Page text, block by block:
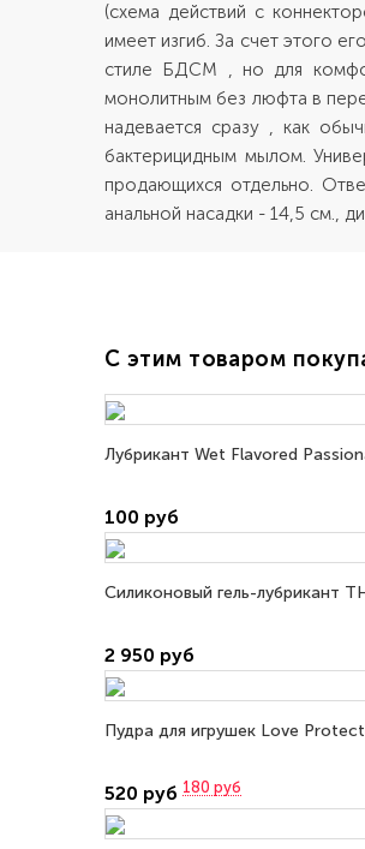
(схема действий с
имеет изгиб. За счет этого
стиле БДСМ , но для
монолитным без люфта в
надевается сразу , как
бактерицидным мылом.
продающихся отдельно.
анальной насадки - 14,5 см.,
С этим товаром
Лубрикант Wet Flavored
100 руб
Силиконовый гель-лубрикант
2 950 руб
Пудра для игрушек Love
520 руб 180 руб